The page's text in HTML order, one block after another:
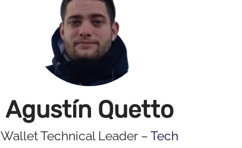
Agustín Quetto
Wallet Technical Leader – Tech